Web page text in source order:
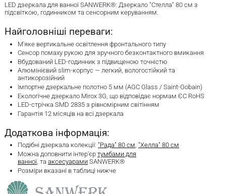
LED дзеркала для ванної SANWERK®: Дзеркало "Стелла" 80 см з
підсвіткою, годинником та сенсорним керуванням.
Найголовніші переваги:
М'яке вертикальне освітлення фронтального типу
Сенсор помаху рукою для зручного безконтактного вмикання
Вбудований LED-годинник з підвищеною точністю
Алюмінієвий slim-корпус — легкий, вологостійкий та
антикорозійний
Імпортне дзеркальне полотно 5 мм (AGC Glass / Saint-Gobain)
Екологічне дзеркало Mirox 3G, що відповідає нормам ЄС RoHS
LED-стрічка SMD 2835 з рівномірним світінням
Гарантія 12 місяців на всі дзеркала
Додаткова інформація:
Подібні дзеркала колекції: "Рада" 80 см, "Хелла" 80 см
Можна доповнити інтер'єр тумбами для
ванної, та аксесуарамиSANWERK®
Розміри вказані в таблиці нижче